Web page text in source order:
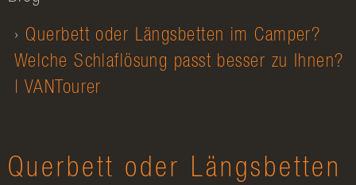
Querbett oder Längsbetten im Camper?
Welche Schlaflösung passt besser zu Ihnen?
| VANTourer
Querbett oder Längsbetten